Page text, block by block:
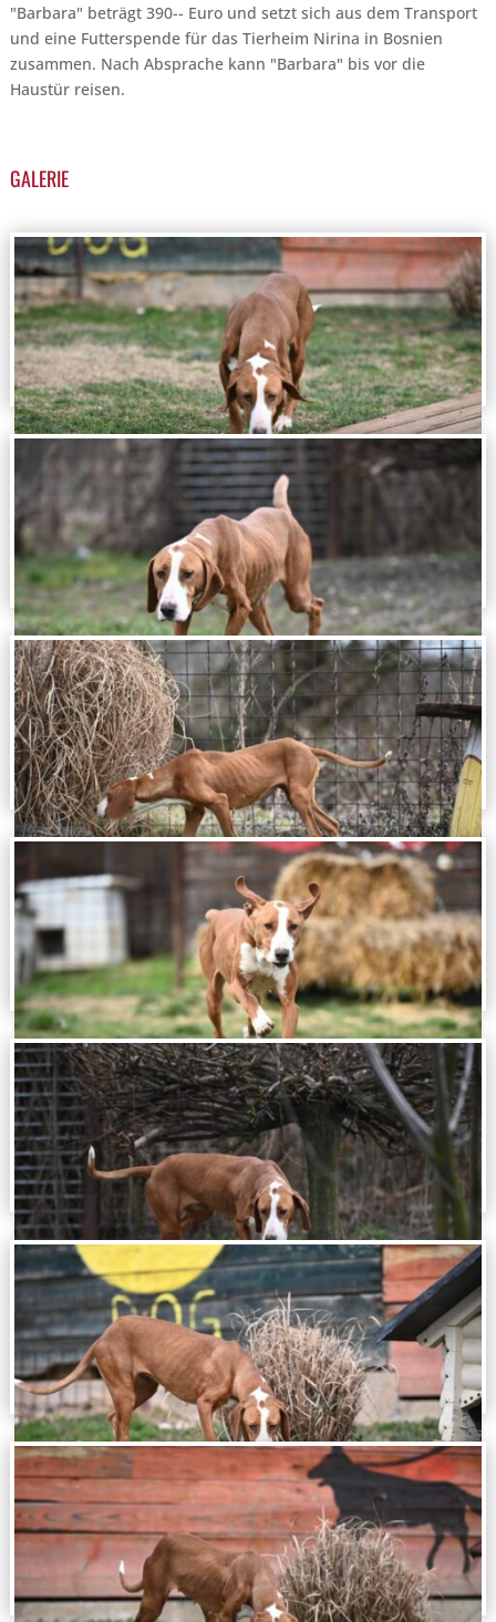
"Barbara" beträgt 390-- Euro und setzt sich aus dem Transport
und eine Futterspende für das Tierheim Nirina in Bosnien
zusammen. Nach Absprache kann "Barbara" bis vor die
Haustür reisen.
GALERIE